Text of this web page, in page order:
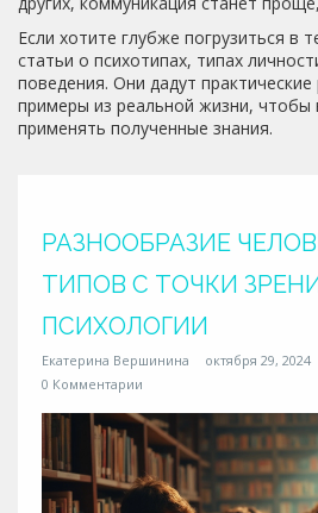
Если хотите глубже погрузиться в
статьи о психотипах, типах
поведения. Они дадут
примеры из реальной жизни, чтобы
применять полученные знания.
РАЗНООБРАЗИЕ
ТИПОВ С ТОЧКИ
ПСИХОЛОГИИ
Екатерина Вершинина октября 29, 2024
0 Комментарии